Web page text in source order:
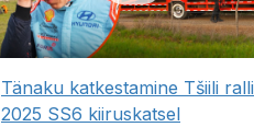
Tänaku katkestamine Tšiili ralli
2025 SS6 kiiruskatsel